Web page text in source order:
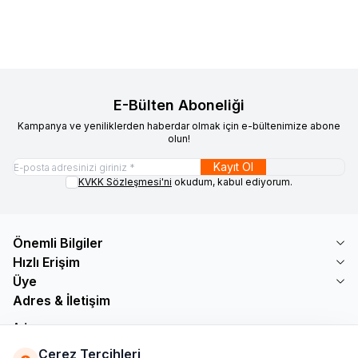
E-Bülten Aboneliği
Kampanya ve yeniliklerden haberdar olmak için e-bültenimize abone
olun!
Kayıt Ol
KVKK Sözleşmesi'ni okudum, kabul ediyorum.
Önemli Bilgiler
Hızlı Erişim
Üye
Adres & İletişim
Adres
Çerez Tercihleri